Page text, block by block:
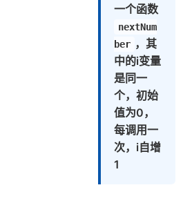
一个函数
nextNum
ber ，其
中的i变量
是同一
个，初始
值为0，
每调用一
次，i自增
1